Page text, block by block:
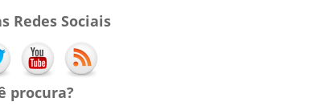
Redes Sociais
procura?